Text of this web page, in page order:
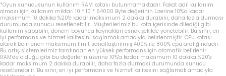
*Oyun sunucusunun kullanım RAM kotası bulunmamaktadır. Fakat adil kullanım
olması için kullanım miktarı 10 * 10 * 64000 Byte değerinin üzerine 10%'a kadar
maksimum 10 dakika %20'e kadar maksimum 2 dakika durabilir, daha fazla durması
durumunda sunucu resetlenebilir.. Müşterilerimiz bu kota içerisinde dilediği gibi
kullanım yapabilir, dönem boyunca kaynakları esnek şekilde yönetebilir. Bu sınır, en
iyi performans ve hizmet kalitesini sağlamak amacıyla belirlenmiştir. CPU kotası
olarak belirlenen maksimum limit sanallaştırılmış 400% ile 800% cpu aralığındadır.
Bu artış sistemlerimiz tarafından en yüksek performans için otomatik belirlenir.
RAM'de olduğu gibi bu değerlerin üzerine 10%'a kadar maksimum 10 dakika %20'e
kadar maksimum 2 dakika durabilir, daha fazla durması durumunda sunucu
resetlenebilir. Bu sınır, en iyi performans ve hizmet kalitesini sağlamak amacıyla